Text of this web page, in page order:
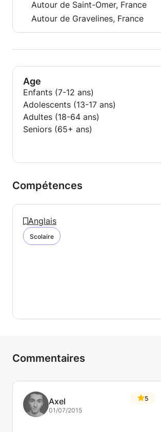
Autour de Saint-Omer, France
Autour de Gravelines, France
Age
Enfants (7-12 ans)
Adolescents (13-17 ans)
Adultes (18-64 ans)
Seniors (65+ ans)
Compétences
Anglais
Scolaire
Commentaires
Axel
01/07/2015
5